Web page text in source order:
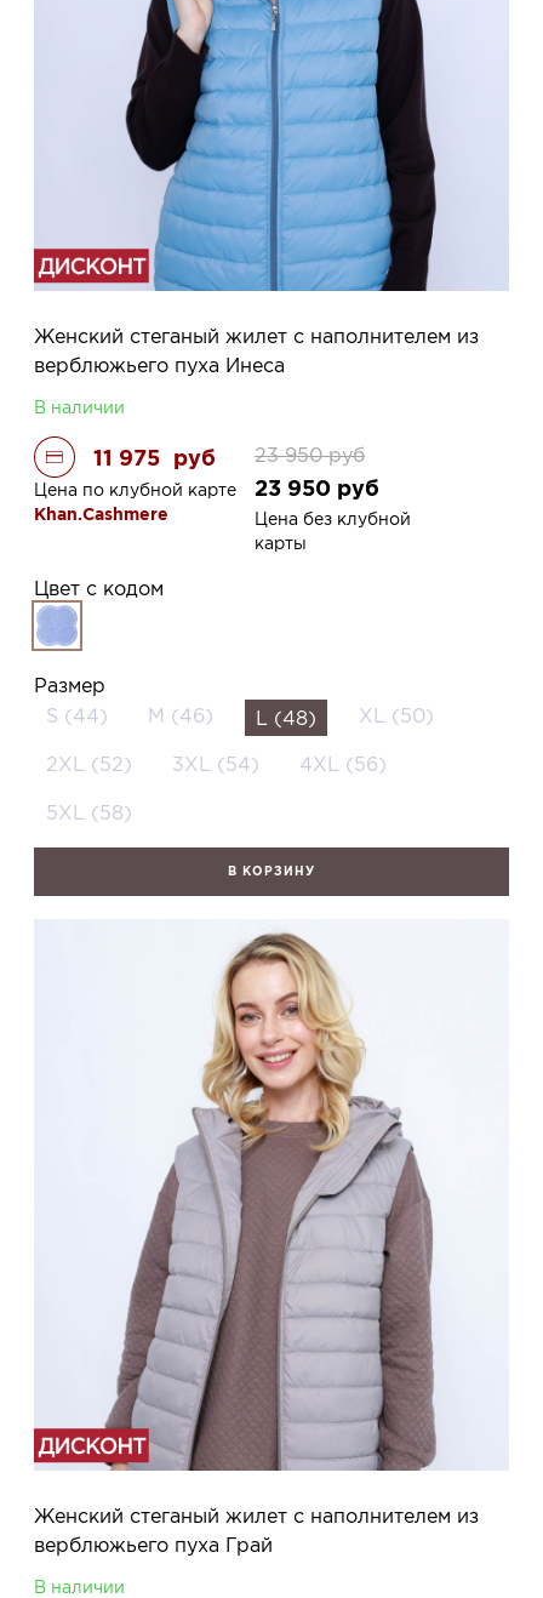
Женский стеганый жилет с наполнителем из
верблюжьего пуха Инеса
В наличии
11 975 руб
Цена по клубной карте
Khan.Cashmere
23 950 руб
23 950 руб
Цена без клубной
карты
Цвет с кодом
Размер
S (44)
M (46) L (48) XL (50)
2XL (52) 3XL (54) 4XL (56)
5XL (58)
В КОРЗИНУ
Женский стеганый жилет с наполнителем из
верблюжьего пуха Грай
В наличии